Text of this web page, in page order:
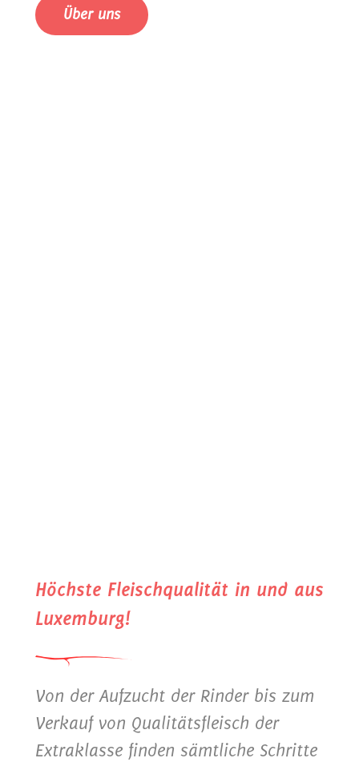
Über uns
Höchste Fleischqualität in und aus
Luxemburg!
Von der Aufzucht der Rinder bis zum
Verkauf von Qualitätsfleisch der
Extraklasse finden sämtliche Schritte